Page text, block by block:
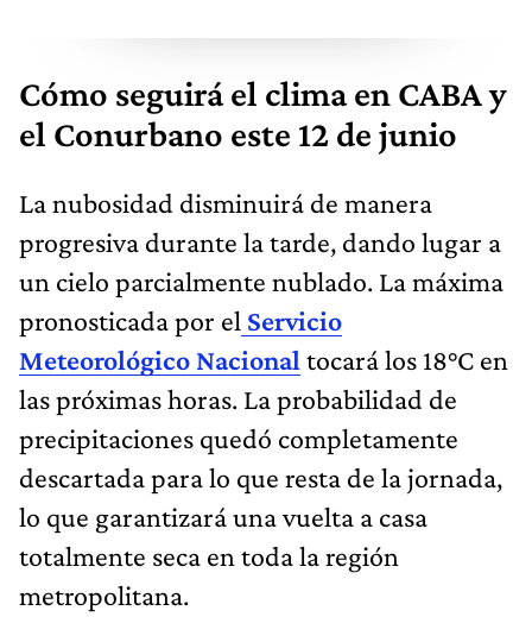
Cómo seguirá el clima en CABA y
el Conurbano este 12 de junio
La nubosidad disminuirá de manera
progresiva durante la tarde, dando lugar a
un cielo parcialmente nublado. La máxima
pronosticada por el Servicio
Meteorológico Nacional tocará los 18°C en
las próximas horas. La probabilidad de
precipitaciones quedó completamente
descartada para lo que resta de la jornada,
lo que garantizará una vuelta a casa
totalmente seca en toda la región
metropolitana.